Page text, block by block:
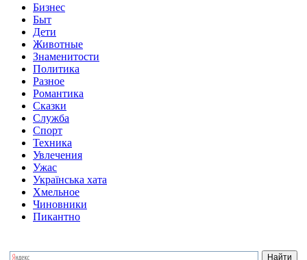
Бизнес
Быт
Дети
Животные
Знаменитости
Политика
Разное
Романтика
Сказки
Служба
Спорт
Техника
Увлечения
Ужас
Українська хата
Хмельное
Чиновники
Пикантно